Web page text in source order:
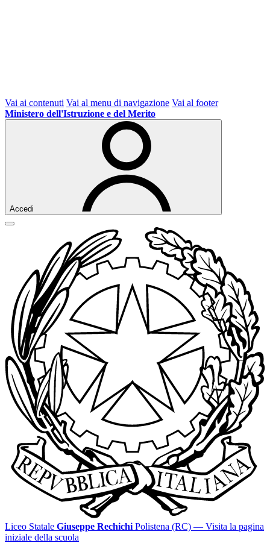
Vai ai contenuti Vai al menu di navigazione Vai al footer
Ministero dell'Istruzione e del Merito
Accedi
Liceo Statale Giuseppe Rechichi Polistena (RC) — Visita la pagina
iniziale della scuola